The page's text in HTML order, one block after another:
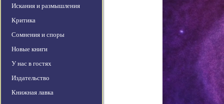
Искания и размышления
Критика
Сомнения и споры
Новые книги
У нас в гостях
Издательство
Книжная лавка